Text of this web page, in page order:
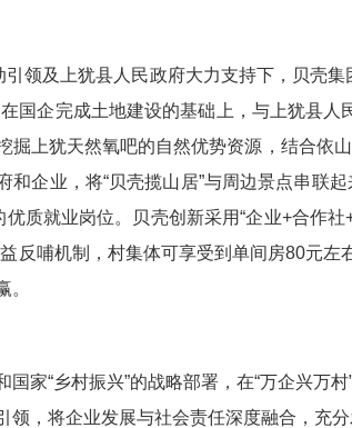
领及上犹县人民政府大力支持下，贝壳
国企完成土地建设的基础上，与上犹县
掘上犹天然氧吧的自然优势资源，结合依
和企业，将“贝壳揽山居”与周边景点串联
优质就业岗位。贝壳创新采用“企业+合作
反哺机制，村集体可享受到单间房80元左
。
“乡村振兴”的战略部署，在“万企兴万
领，将企业发展与社会责任深度融合，充